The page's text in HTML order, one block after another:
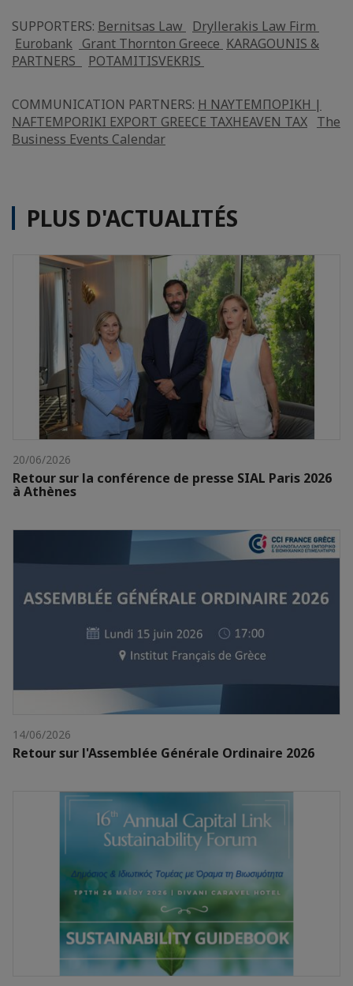
SUPPORTERS: Bernitsas Law
Dryllerakis Law Firm
Eurobank Grant Thornton Greece KARAGOUNIS &
PARTNERS
POTAMITISVEKRIS
COMMUNICATION PARTNERS: Η ΝΑΥΤΕΜΠΟΡΙΚΗ |
NAFTEMPORIKI EXPORT GREECE TAXHEAVEN TAX The
Business Events Calendar
PLUS D'ACTUALITÉS
20/06/2026
Retour sur la conférence de presse SIAL Paris 2026
à Athènes
14/06/2026
Retour sur l'Assemblée Générale Ordinaire 2026